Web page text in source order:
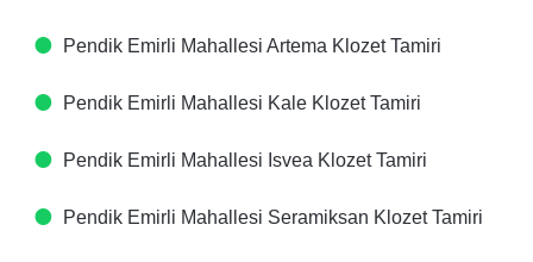
Pendik Emirli Mahallesi Artema Klozet Tamiri
Pendik Emirli Mahallesi Kale Klozet Tamiri
Pendik Emirli Mahallesi Isvea Klozet Tamiri
Pendik Emirli Mahallesi Seramiksan Klozet Tamiri